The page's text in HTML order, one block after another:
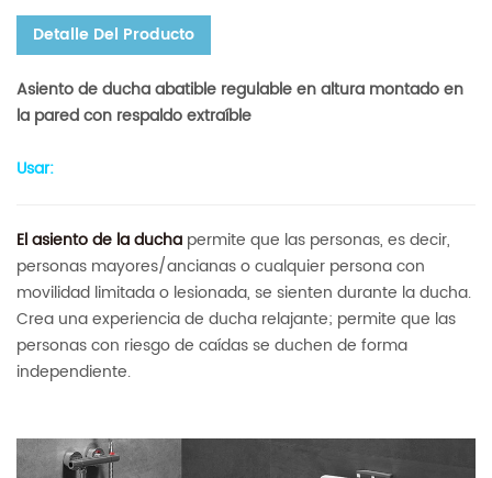
Detalle Del Producto
Asiento de ducha abatible regulable en altura montado en
la pared con respaldo extraíble
Usar:
El asiento de la ducha permite que las personas, es decir,
personas mayores/ancianas o cualquier persona con
movilidad limitada o lesionada, se sienten durante la ducha.
Crea una experiencia de ducha relajante; permite que las
personas con riesgo de caídas se duchen de forma
independiente.